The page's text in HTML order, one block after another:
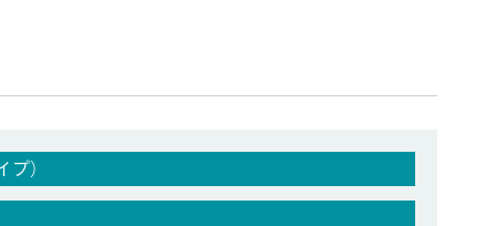
プ）